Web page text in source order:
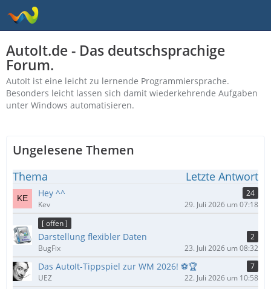
AutoIt.de - Das deutschsprachige
Forum.
AutoIt ist eine leicht zu lernende Programmiersprache.
Besonders leicht lassen sich damit wiederkehrende Aufgaben
unter Windows automatisieren.
Ungelesene Themen
Thema Letzte Antwort
Hey ^^
24
Kev
29. Juli 2026 um 07:18
[ offen ]
Darstellung flexibler Daten
2
BugFix
23. Juli 2026 um 08:32
Das AutoIt-Tippspiel zur WM 2026! ⚽🏆
7
UEZ
22. Juli 2026 um 10:58